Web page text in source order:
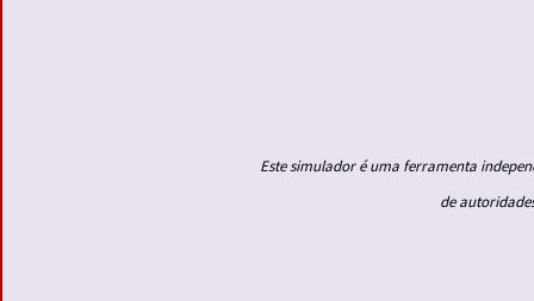
Este simulador é uma ferramenta
de